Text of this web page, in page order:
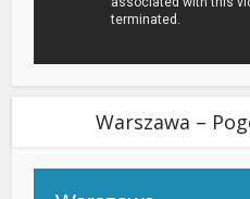
Warszawa –